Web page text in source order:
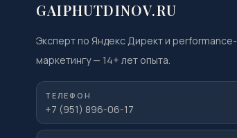
GAIPHUTDINOV.RU
Эксперт по Яндекс Директ и performance-
маркетингу— 14+ лет опыта.
ТЕЛЕФОН
+7 (951) 896-06-17